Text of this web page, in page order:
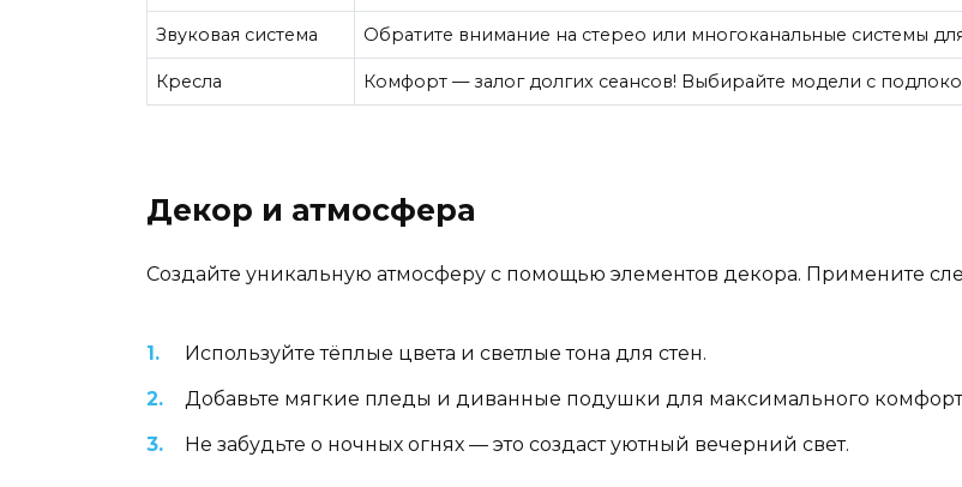
Звуковая система Обратите внимание на стерео или многоканальные системы
Кресла Комфорт — залог долгих сеансов! Выбирайте модели с
Декор и атмосфера
Создайте уникальную атмосферу с помощью элементов декора. Примените
Используйте тёплые цвета и светлые тона для стен.
Добавьте мягкие пледы и диванные подушки для максимального
Не забудьте о ночных огнях — это создаст уютный вечерний свет.